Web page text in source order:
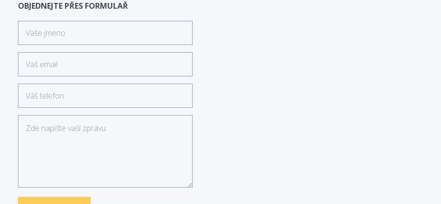
OBJEDNEJTE PŘES FORMULAŘ